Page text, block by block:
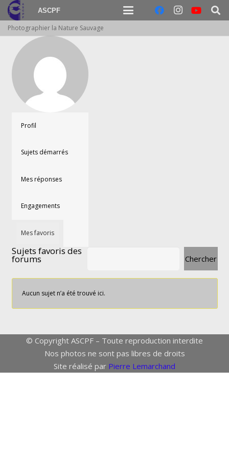
ASCPF
Photographier la Nature Sauvage
Profil
Sujets démarrés
Mes réponses
Engagements
Mes favoris
Sujets favoris des
forums
Aucun sujet n’a été trouvé ici.
© Copyright ASCPF – Toute reproduction interdite
Nos photos ne sont pas libres de droits
Site réalisé par Pierre Lemarchand